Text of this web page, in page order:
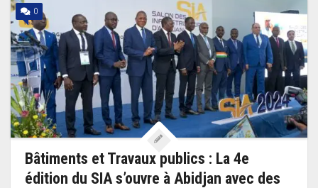
0
Bâtiments et Travaux publics : La 4e
édition du SIA s’ouvre à Abidjan avec des